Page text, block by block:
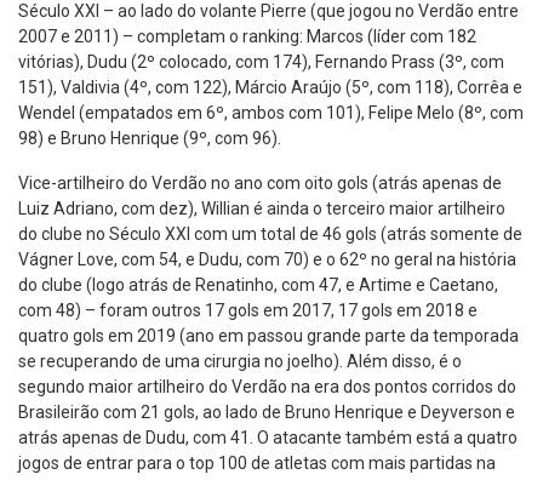
Século XXI – ao lado do volante Pierre (que jogou no Verdão entre
2007 e 2011) – completam o ranking: Marcos (líder com 182
vitórias), Dudu (2º colocado, com 174), Fernando Prass (3º, com
151), Valdivia (4º, com 122), Márcio Araújo (5º, com 118), Corrêa e
Wendel (empatados em 6º, ambos com 101), Felipe Melo (8º, com
98) e Bruno Henrique (9º, com 96).
Vice-artilheiro do Verdão no ano com oito gols (atrás apenas de
Luiz Adriano, com dez), Willian é ainda o terceiro maior artilheiro
do clube no Século XXI com um total de 46 gols (atrás somente de
Vágner Love, com 54, e Dudu, com 70) e o 62º no geral na história
do clube (logo atrás de Renatinho, com 47, e Artime e Caetano,
com 48) – foram outros 17 gols em 2017, 17 gols em 2018 e
quatro gols em 2019 (ano em passou grande parte da temporada
se recuperando de uma cirurgia no joelho). Além disso, é o
segundo maior artilheiro do Verdão na era dos pontos corridos do
Brasileirão com 21 gols, ao lado de Bruno Henrique e Deyverson e
atrás apenas de Dudu, com 41. O atacante também está a quatro
jogos de entrar para o top 100 de atletas com mais partidas na